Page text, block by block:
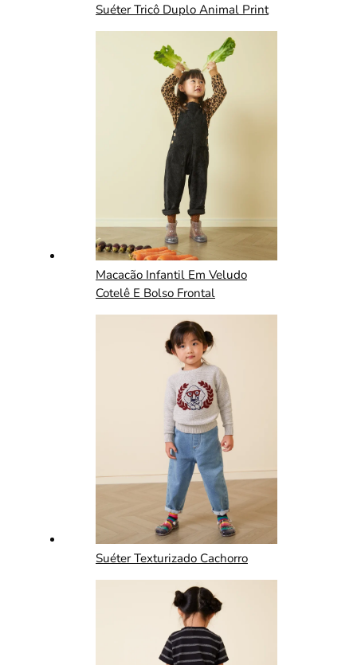
Suéter Tricô Duplo Animal Print
Macacão Infantil Em Veludo
Cotelê E Bolso Frontal
Suéter Texturizado Cachorro